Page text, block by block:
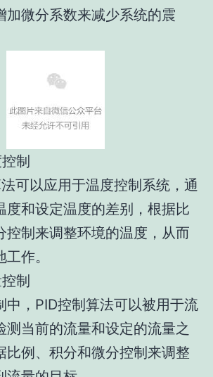
加微分系数来减少系统的震
制
可以应用于温度控制系统，通
度和设定温度的差别，根据比
控制来调整环境的温度，从而
作。
制
中，PID控制算法可以被用于流
测当前的流量和设定的流量之
比例、积分和微分控制来调整